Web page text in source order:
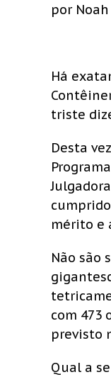
por
Há
triste
Desta
mérito e
Não são
com 473
previsto
Qual a